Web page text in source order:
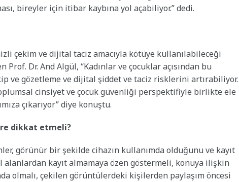
bireyler için itibar kaybına yol açabiliyor.” dedi.
çekim ve dijital taciz amacıyla kötüye kullanılabileceği
Dr. And Algül, “Kadınlar ve çocuklar açısından bu
ve gözetleme ve dijital şiddet ve taciz risklerini artırabiliyor.
cinsiyet ve çocuk güvenliği perspektifiyle birlikte ele
çıkarıyor” diye konuştu.
dikkat etmeli?
görünür bir şekilde cihazın kullanımda olduğunu ve kayıt
alanlardan kayıt almamaya özen göstermeli, konuya ilişkin
olmalı, çekilen görüntülerdeki kişilerden paylaşım öncesi